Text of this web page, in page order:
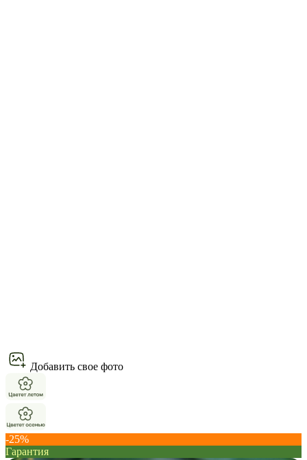
Добавить свое фото
-25%
Гарантия